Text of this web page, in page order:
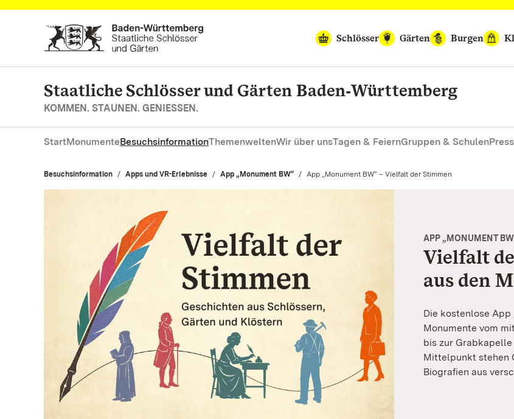
Zum Hauptinhalt springen
Schlösser
Gärten Burgen
Staatliche Schlösser und Gärten Baden‑Württemberg
KOMMEN. STAUNEN. GENIESSEN.
StartMonumenteBesuchsinformationThemenweltenWir über unsTagen & FeiernGruppen & Schulen
Besuchsinformation Apps und VR-Erlebnisse App „Monument BW“ Aktuell:
App „Monument BW“ – Vielfalt der Stimmen
APP „MONUMENT
Vielfalt
aus den
Die kostenlose App
Monumente vom
bis zur Grabkapelle
Mittelpunkt stehen
Biografien aus